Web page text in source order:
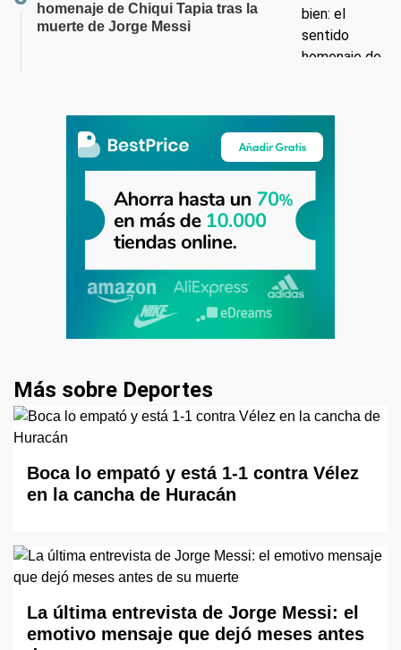
homenaje de Chiqui Tapia tras la
muerte de Jorge Messi
Más sobre Deportes
Boca lo empató y está 1-1 contra Vélez
en la cancha de Huracán
La última entrevista de Jorge Messi: el
emotivo mensaje que dejó meses antes